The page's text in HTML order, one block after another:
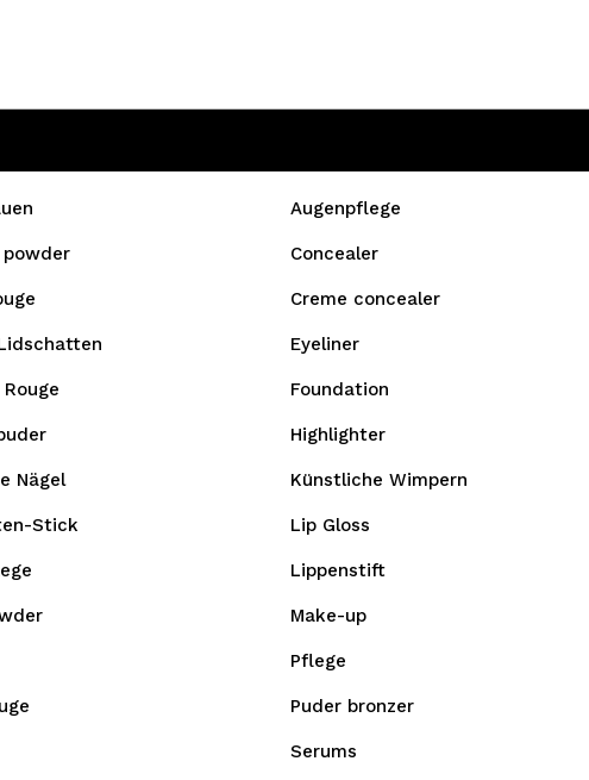
Augenpflege
Concealer
Creme concealer
Eyeliner
Foundation
Highlighter
Nägel Künstliche Wimpern
Stick Lip Gloss
Lippenstift
Make-up
Pflege
Puder bronzer
Serums